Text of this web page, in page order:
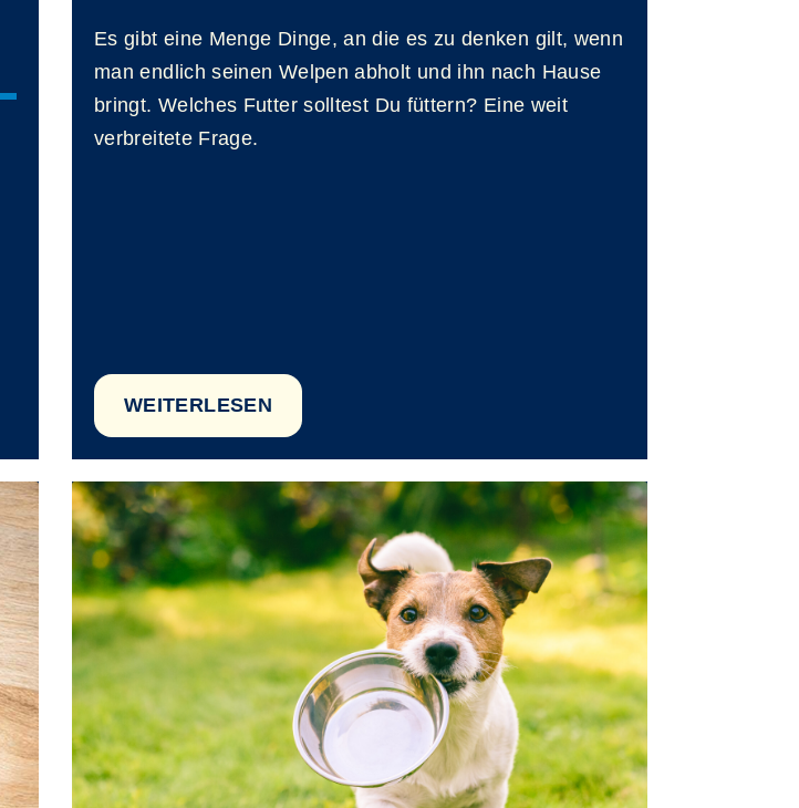
Es gibt eine Menge Dinge, an die es zu denken gilt, wenn
man endlich seinen Welpen abholt und ihn nach Hause
bringt. Welches Futter solltest Du füttern? Eine weit
verbreitete Frage.
WEITERLESEN